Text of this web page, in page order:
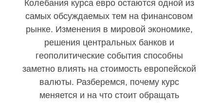
Колебания курса евро остаются одной из
самых обсуждаемых тем на финансовом
рынке. Изменения в мировой экономике,
решения центральных банков и
геополитические события способны
заметно влиять на стоимость европейской
валюты. Разберемся, почему курс
меняется и на что стоит обращать